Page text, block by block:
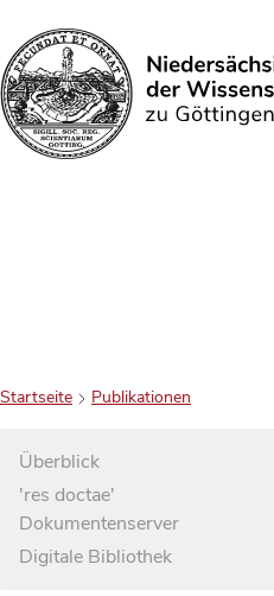
Suchen
Startseite Publikationen
Überblick
'res doctae'
Dokumentenserver
Digitale Bibliothek